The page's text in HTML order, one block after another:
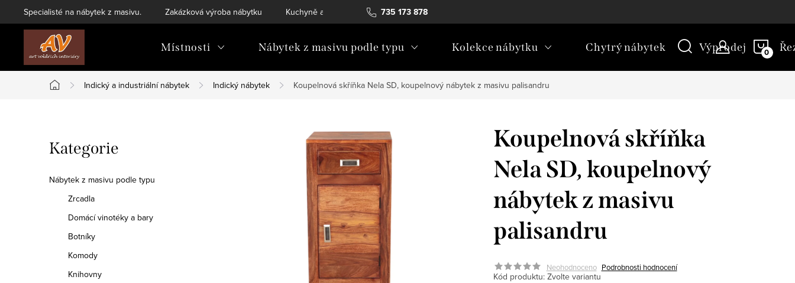
na
735 173 878
Specialisté na nábytek z masivu. Zakázková výroba nábytku Kuchyně a vestavný nábytek Katalogy ke stažení
Místnosti Nábytek z masivu podle typu Kolekce nábytku Chytrý nábytek Výprodej
Domů
Indický a industriální nábytek Indický nábytek Koupelnová skříňka Nela SD, koupelnový nábytek z masivu palisandru
o
s
Přeskočit
kategorie
Kategorie
Nábytek z masivu podle typu
Zrcadla
Domácí vinotéky a bary
Botníky
Komody
Knihovny
Koupelnová skříňka
Nela SD, koupelnový
nábytek z masivu
palisandru
Neohodnoceno Podrobnosti hodnocení
Kód produktu: Zvolte variantu